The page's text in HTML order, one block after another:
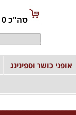
סה"כ 0
אופני כושר וספינינג